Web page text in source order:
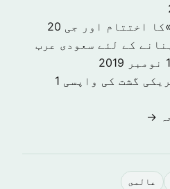
«سرمایہ کاری اقدام»کا اختتام اور جی 20
کے لئے سعودی عرب
1 نومبر 2019
گشت کی واپسی 1
→
عالمى